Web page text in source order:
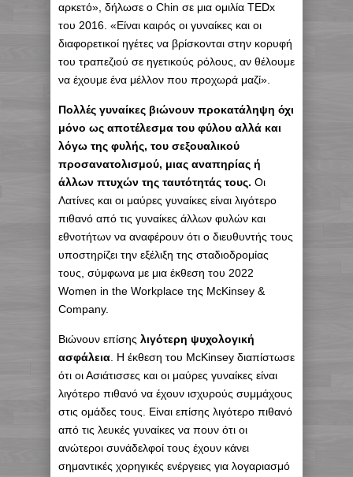
αρκετό», δήλωσε ο Chin σε μια ομιλία TEDx
του 2016. «Είναι καιρός οι γυναίκες και οι
διαφορετικοί ηγέτες να βρίσκονται στην κορυφή
του τραπεζιού σε ηγετικούς ρόλους, αν θέλουμε
να έχουμε ένα μέλλον που προχωρά μαζί».
Πολλές γυναίκες βιώνουν προκατάληψη όχι
μόνο ως αποτέλεσμα του φύλου αλλά και
λόγω της φυλής, του σεξουαλικού
προσανατολισμού, μιας αναπηρίας ή
άλλων πτυχών της ταυτότητάς τους. Οι
Λατίνες και οι μαύρες γυναίκες είναι λιγότερο
πιθανό από τις γυναίκες άλλων φυλών και
εθνοτήτων να αναφέρουν ότι ο διευθυντής τους
υποστηρίζει την εξέλιξη της σταδιοδρομίας
τους, σύμφωνα με μια έκθεση του 2022
Women in the Workplace της McKinsey &
Company.
Βιώνουν επίσης λιγότερη ψυχολογική
ασφάλεια . Η έκθεση του McKinsey διαπίστωσε
ότι οι Ασιάτισσες και οι μαύρες γυναίκες είναι
λιγότερο πιθανό να έχουν ισχυρούς συμμάχους
στις ομάδες τους. Είναι επίσης λιγότερο πιθανό
από τις λευκές γυναίκες να πουν ότι οι
ανώτεροι συνάδελφοί τους έχουν κάνει
σημαντικές χορηγικές ενέργειες για λογαριασμό